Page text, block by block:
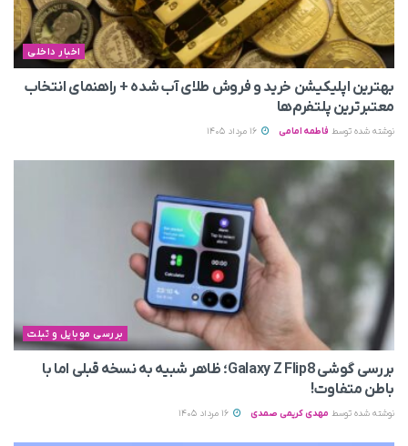
اخبار داخلی
بهترین اپلیکیشن خرید و فروش طلای آب شده + راهنمای انتخاب
معتبرترین پلتفرم‌ها
نوشته شده توسط فاطمه امامی
بررسی موبایل و تبلت
بررسی گوشی Galaxy Z Flip8؛ ظاهر شبیه به نسخه قبلی اما با
باطن متفاوت!
نوشته شده توسط مهدی کریمی صمدی